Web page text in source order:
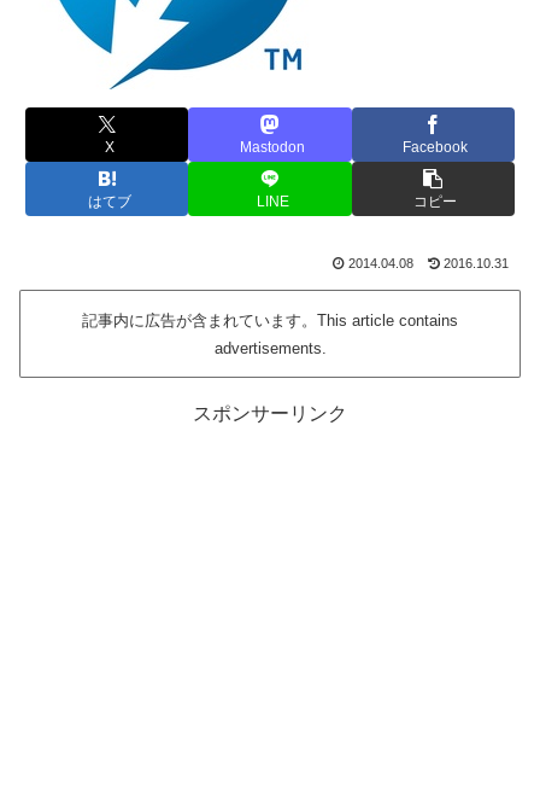
X Mastodon Facebook
はてブ LINE コピー
2014.04.08 2016.10.31
記事内に広告が含まれています。This article contains
advertisements.
スポンサーリンク